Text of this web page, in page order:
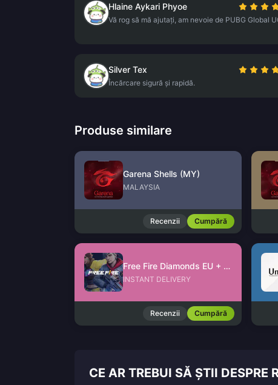
Hlaine Aykari Phyoe
Vă rog să mă ajutați, am nevoie de PUBG Global
Silver Tex
Încărcare sigură și rapidă.
Produse similare
Garena Shells (MY)
MALAYSIA
Recenzii Cumpără
Free Fire Diamonds EU + TR
INSTANT DELIVERY
Recenzii Cumpără
CE AR TREBUI SĂ ȘTII DESPRE